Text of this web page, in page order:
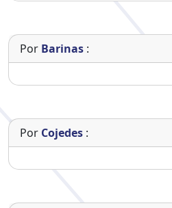
Por Barinas :
Por Cojedes :